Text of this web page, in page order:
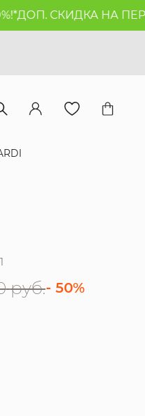
СКИДКА НА
руб.- 50%